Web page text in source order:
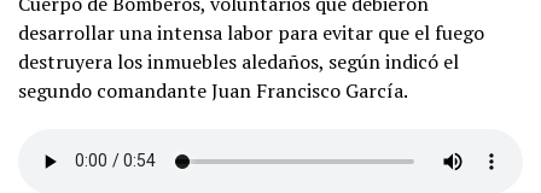
desarrollar una intensa labor para evitar que el fuego
destruyera los inmuebles aledaños, según indicó el
segundo comandante Juan Francisco García.